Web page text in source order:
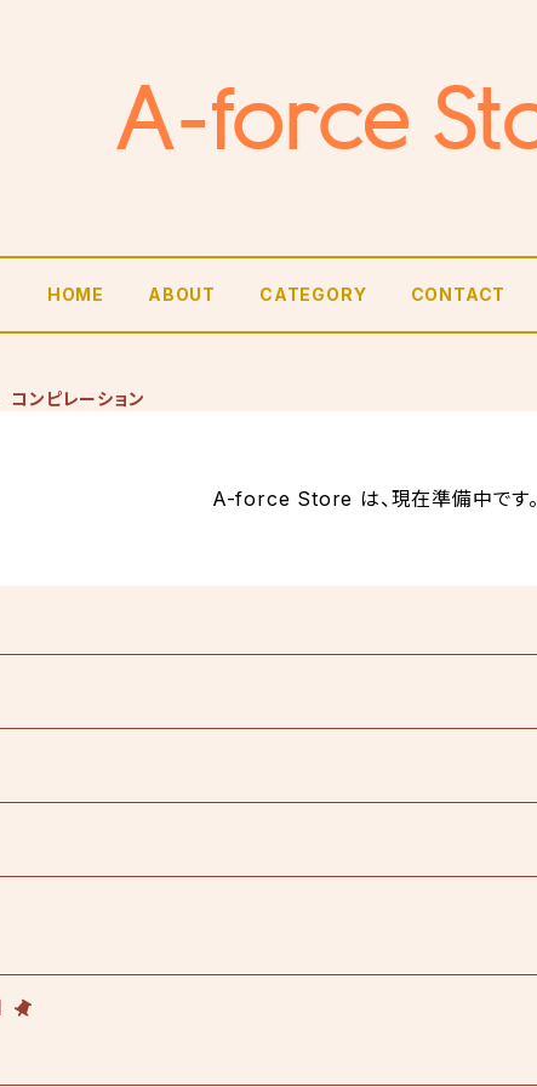
HOME ABOUT CATEGORY CONTACT
コンピレーション
A-force Store は、現在準備中です。